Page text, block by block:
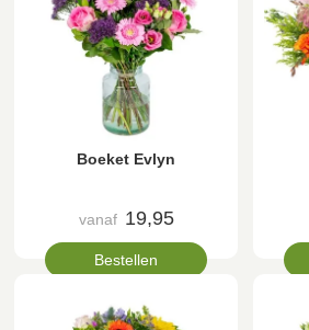
Boeket Evlyn
vanaf 19,95
Bestellen